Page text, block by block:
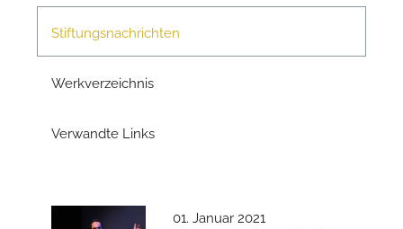
Stiftungsnachrichten
Werkverzeichnis
Verwandte Links
01. Januar 2021